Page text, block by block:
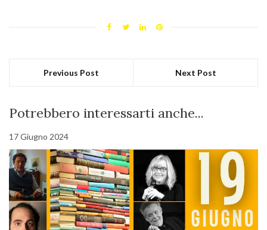
Previous Post Next Post
Potrebbero interessarti anche...
17 Giugno 2024